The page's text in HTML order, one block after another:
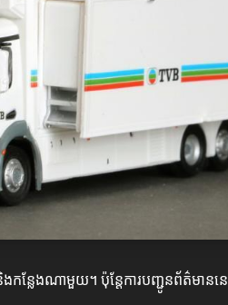
ែងណាមួយ។ ប៉ុន្តែការបញ្ជូនព័ត៌មាន